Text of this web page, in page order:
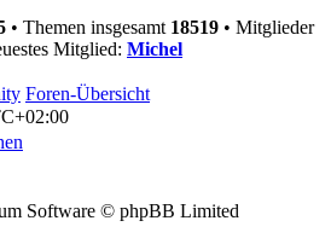
• Themen insgesamt 18519 • Mitglieder
Mitglied: Michel
Foren-Übersicht
Software © phpBB Limited